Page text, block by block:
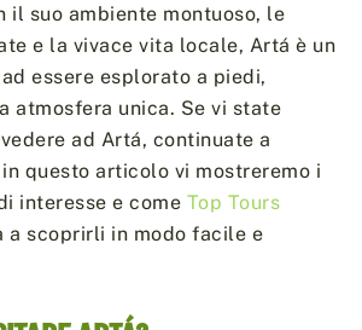
il suo ambiente montuoso, le
e la vivace vita locale, Artá è un
essere esplorato a piedi,
atmosfera unica. Se vi state
ad Artá, continuate a
questo articolo vi mostreremo i
interesse e come Top Tours
a scoprirli in modo facile e